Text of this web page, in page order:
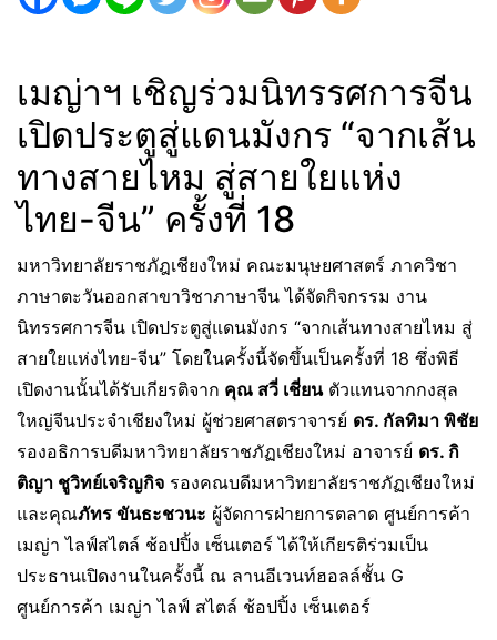
เมญ่าฯ เชิญร่วมนิทรรศการจีน
เปิดประตูสู่แดนมังกร “จากเส้น
ทางสายไหม สู่สายใยแห่ง
ไทย-จีน” ครั้งที่ 18
มหาวิทยาลัยราชภัฎเชียงใหม่ คณะมนุษยศาสตร์ ภาควิชา
ภาษาตะวันออกสาขาวิชาภาษาจีน ได้จัดกิจกรรม งาน
นิทรรศการจีน เปิดประตูสู่แดนมังกร “จากเส้นทางสายไหม สู่
สายใยแห่งไทย-จีน” โดยในครั้งนี้จัดขึ้นเป็นครั้งที่ 18 ซึ่งพิธี
เปิดงานนั้นได้รับเกียรติจาก คุณ สวี่ เชี่ยนตัวแทนจากกงสุล
ใหญ่จีนประจำเชียงใหม่ ผู้ช่วยศาสตราจารย์ ดร. กัลทิมา พิชัย
รองอธิการบดีมหาวิทยาลัยราชภัฏเชียงใหม่ อาจารย์ ดร. กิ
ติญา ชูวิทย์เจริญกิจ รองคณบดีมหาวิทยาลัยราชภัฏเชียงใหม่
และคุณภัทร ขันธะชวนะ ผู้จัดการฝ่ายการตลาด ศูนย์การค้า
เมญ่า ไลฟ์สไตล์ ช้อปปิ้ง เซ็นเตอร์ ได้ให้เกียรติร่วมเป็น
ประธานเปิดงานในครั้งนี้ ณ ลานอีเวนท์ฮอลล์ชั้น G
ศูนย์การค้า เมญ่า ไลฟ์ สไตล์ ช้อปปิ้ง เซ็นเตอร์